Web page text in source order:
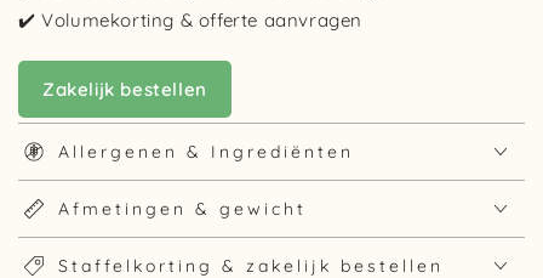
✔️ Volumekorting & offerte aanvragen
Zakelijk bestellen
Allergenen & Ingrediënten
Afmetingen & gewicht
Staffelkorting & zakelijk bestellen